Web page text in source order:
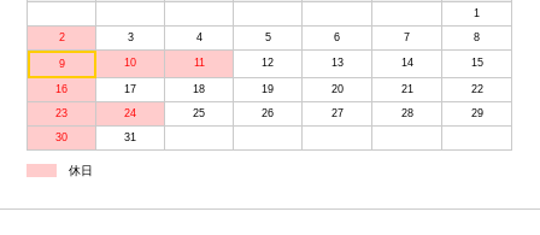
1
2
3 4 5 6 7 8
9 10 11 12 13 14 15
16 17 18 19 20 21
22
23
24 25 26 27 28
29
30
31
休日